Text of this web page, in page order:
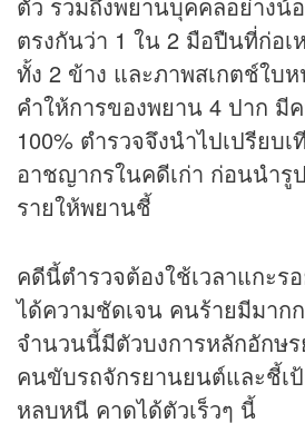
ตรงกันว่า 1 ใน 2 มือปืนที่ก่อเ
ทั้ง 2 ข้าง และภาพสเกตช์ใบ
คำให้การของพยาน 4 ปาก มี
100% ตำรวจจึงนำไปเปรียบ
อาชญากรในคดีเก่า ก่อนนำรู
รายให้พยานชี้
คดีนี้ตำรวจต้องใช้เวลาแกะร
ได้ความชัดเจน คนร้ายมีมาก
จำนวนนี้มีตัวบงการหลักอักษร
คนขับรถจักรยานยนต์และชี้เ
หลบหนี คาดได้ตัวเร็วๆ นี้